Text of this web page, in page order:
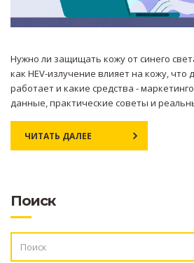
Нужно ли защищать кожу от синего
как HEV-излучение влияет на кожу, что
работает и какие средства -
данные, практические советы и
ЧИТАТЬ ДАЛЕЕ
Поиск